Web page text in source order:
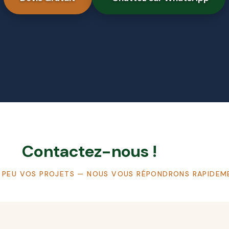
Contactez-nous !
VOS PROJETS — NOUS VOUS RÉPONDRONS